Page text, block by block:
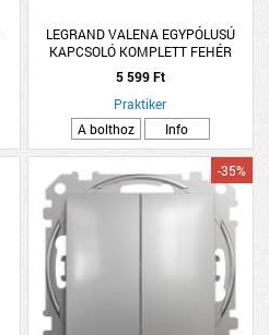
LEGRAND VALENA EGYPÓLUSÚ
KAPCSOLÓ KOMPLETT FEHÉR
5 599 Ft
Praktiker
A bolthoz
Info
-35%